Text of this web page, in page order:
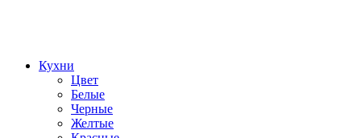
Кухни
Цвет
Белые
Черные
Желтые